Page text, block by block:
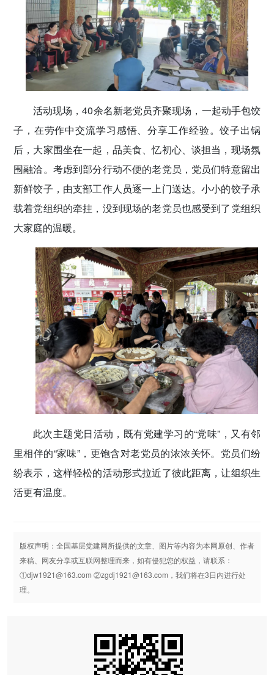
活动现场，40余名新老党员齐聚现场，一起动手包饺
子，在劳作中交流学习感悟、分享工作经验。饺子出锅
后，大家围坐在一起，品美食、忆初心、谈担当，现场氛
围融洽。考虑到部分行动不便的老党员，党员们特意留出
新鲜饺子，由支部工作人员逐一上门送达。小小的饺子承
载着党组织的牵挂，没到现场的老党员也感受到了党组织
大家庭的温暖。
此次主题党日活动，既有党建学习的“党味”，又有邻
里相伴的“家味”，更饱含对老党员的浓浓关怀。党员们纷
纷表示，这样轻松的活动形式拉近了彼此距离，让组织生
活更有温度。
版权声明：全国基层党建网所提供的文章、图片等内容为本网原创、作者
来稿、网友分享或互联网整理而来，如有侵犯您的权益，请联系：
①djw1921@163.com ②zgdj1921@163.com，我们将在3日内进行处
理。